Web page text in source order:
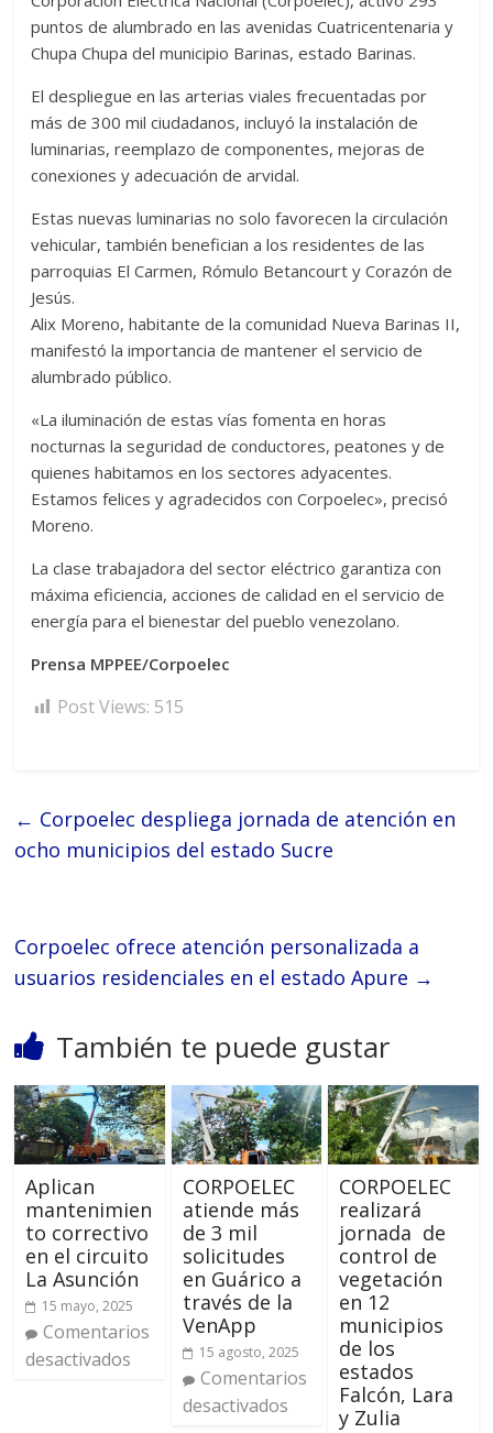
puntos de alumbrado en las avenidas Cuatricentenaria y
Chupa Chupa del municipio Barinas, estado Barinas.
El despliegue en las arterias viales frecuentadas por
más de 300 mil ciudadanos, incluyó la instalación de
luminarias, reemplazo de componentes, mejoras de
conexiones y adecuación de arvidal.
Estas nuevas luminarias no solo favorecen la circulación
vehicular, también benefician a los residentes de las
parroquias El Carmen, Rómulo Betancourt y Corazón de
Jesús.
Alix Moreno, habitante de la comunidad Nueva Barinas II,
manifestó la importancia de mantener el servicio de
alumbrado público.
«La iluminación de estas vías fomenta en horas
nocturnas la seguridad de conductores, peatones y de
quienes habitamos en los sectores adyacentes.
Estamos felices y agradecidos con Corpoelec», precisó
Moreno.
La clase trabajadora del sector eléctrico garantiza con
máxima eficiencia, acciones de calidad en el servicio de
energía para el bienestar del pueblo venezolano.
Prensa MPPEE/Corpoelec
Post Views: 515
← Corpoelec despliega jornada de atención en
ocho municipios del estado Sucre
Corpoelec ofrece atención personalizada a
usuarios residenciales en el estado Apure →
También te puede gustar
Aplican
mantenimien
to correctivo
en el circuito
La Asunción
15 mayo, 2025
Comentarios
desactivados
CORPOELEC
atiende más
de 3 mil
solicitudes
en Guárico a
través de la
VenApp
15 agosto, 2025
Comentarios
desactivados
CORPOELEC
realizará
jornada de
control de
vegetación
en 12
municipios
de los
estados
Falcón, Lara
y Zulia